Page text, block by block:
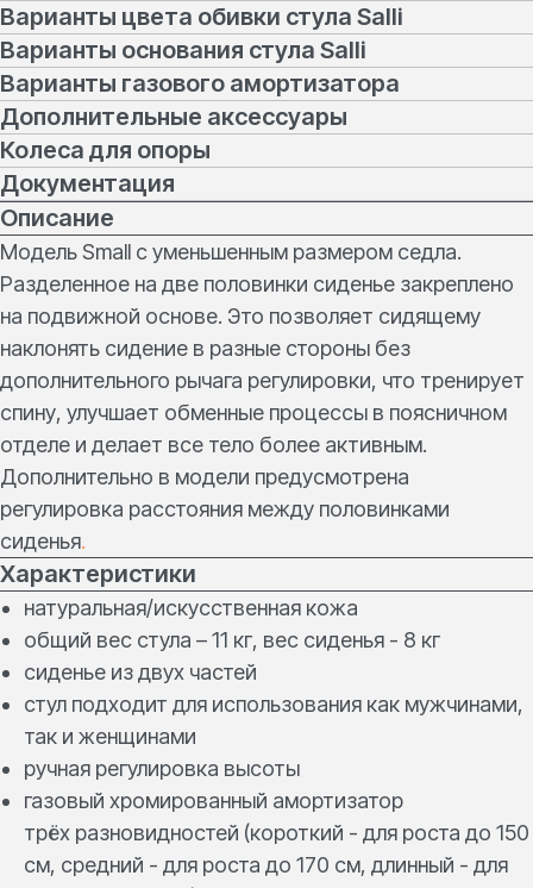
Варианты цвета обивки стула Salli
Варианты основания стула Salli
Варианты газового амортизатора
Дополнительные аксессуары
Колеса для опоры
Документация
Описание
Модель Small с уменьшенным размером седла.
Разделенное на две половинки сиденье закреплено
на подвижной основе. Это позволяет сидящему
наклонять сидение в разные стороны без
дополнительного рычага регулировки, что тренирует
спину, улучшает обменные процессы в поясничном
отделе и делает все тело более активным.
Дополнительно в модели предусмотрена
регулировка расстояния между половинками
сиденья.
Характеристики
натуральная/искусственная кожа
общий вес стула – 11 кг, вес сиденья - 8 кг
сиденье из двух частей
стул подходит для использования как мужчинами,
так и женщинами
ручная регулировка высоты
газовый хромированный амортизатор
трёх разновидностей (короткий - для роста до 150
см, средний - для роста до 170 см, длинный - для